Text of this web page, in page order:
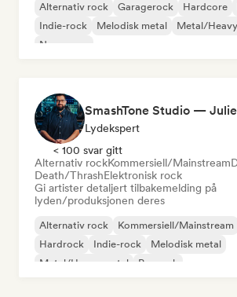
Alternativ rock Garagerock Hardcore
Indie-rock
Melodisk metal
Metal/
New wave
SmashTone Studio —
Lydekspert
< 100 svar gitt
Alternativ rockKommersiell/Mainstream
Death/ThrashElektronisk rock
Gi artister detaljert tilbakemelding på
lyden/produksjonen deres
Alternativ rock Kommersiell/Mainstream
Hardrock
Indie-rock
Melodisk metal
Metal/Heavy metal
Poprock